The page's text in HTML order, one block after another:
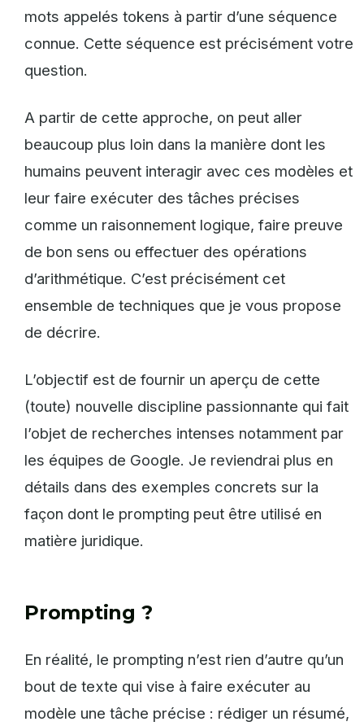
mots appelés tokens à partir d’une séquence
connue. Cette séquence est précisément votre
question.
A partir de cette approche, on peut aller
beaucoup plus loin dans la manière dont les
humains peuvent interagir avec ces modèles et
leur faire exécuter des tâches précises
comme un raisonnement logique, faire preuve
de bon sens ou effectuer des opérations
d’arithmétique. C’est précisément cet
ensemble de techniques que je vous propose
de décrire.
L’objectif est de fournir un aperçu de cette
(toute) nouvelle discipline passionnante qui fait
l’objet de recherches intenses notamment par
les équipes de Google. Je reviendrai plus en
détails dans des exemples concrets sur la
façon dont le prompting peut être utilisé en
matière juridique.
Prompting ?
En réalité, le prompting n’est rien d’autre qu’un
bout de texte qui vise à faire exécuter au
modèle une tâche précise : rédiger un résumé,